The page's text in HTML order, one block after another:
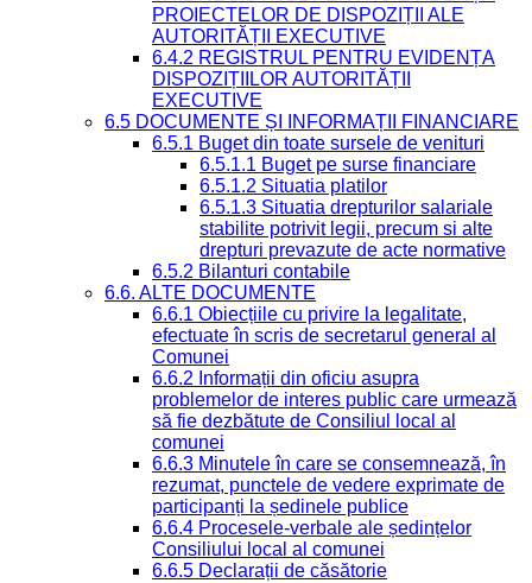
PROIECTELOR DE DISPOZIȚII ALE
AUTORITĂȚII EXECUTIVE
6.4.2 REGISTRUL PENTRU EVIDENȚA
DISPOZIȚIILOR AUTORITĂȚII
EXECUTIVE
6.5 DOCUMENTE ȘI INFORMAȚII FINANCIARE
6.5.1 Buget din toate sursele de venituri
6.5.1.1 Buget pe surse financiare
6.5.1.2 Situatia platilor
6.5.1.3 Situatia drepturilor salariale
stabilite potrivit legii, precum si alte
drepturi prevazute de acte normative
6.5.2 Bilanturi contabile
6.6. ALTE DOCUMENTE
6.6.1 Obiecțiile cu privire la legalitate,
efectuate în scris de secretarul general al
Comunei
6.6.2 Informații din oficiu asupra
problemelor de interes public care urmează
să fie dezbătute de Consiliul local al
comunei
6.6.3 Minutele în care se consemnează, în
rezumat, punctele de vedere exprimate de
participanți la ședinele publice
6.6.4 Procesele-verbale ale ședințelor
Consiliului local al comunei
6.6.5 Declarații de căsătorie